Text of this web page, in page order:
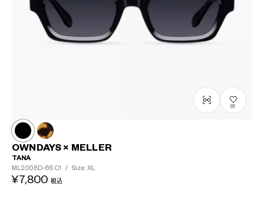
91
OWNDAYS × MELLER
TANA
ML2008D-6S C1 / Size: XL
¥7,800 税込